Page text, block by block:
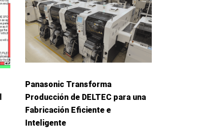
Panasonic Transforma
Producción de DELTEC para una
Fabricación Eficiente e
Inteligente